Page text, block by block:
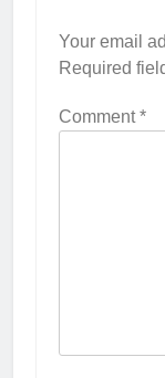
Your email
Required
Comment*